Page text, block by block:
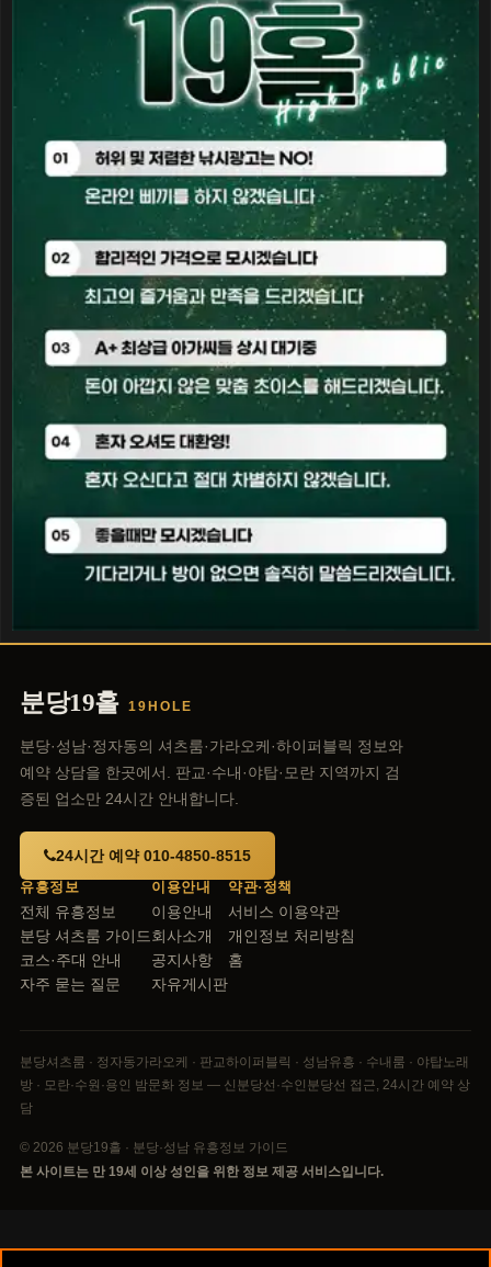
분당19홀 19HOLE
분당·성남·정자동의 셔츠룸·가라오케·하이퍼블릭 정보와
예약 상담을 한곳에서. 판교·수내·야탑·모란 지역까지 검
증된 업소만 24시간 안내합니다.
24시간 예약 010-4850-8515
유흥정보
전체 유흥정보
분당 셔츠룸 가이드
코스·주대 안내
자주 묻는 질문
이용안내
이용안내
회사소개
공지사항
자유게시판
약관·정책
서비스 이용약관
개인정보 처리방침
홈
분당셔츠룸 · 정자동가라오케 · 판교하이퍼블릭 · 성남유흥 · 수내룸 · 야탑노래
방 · 모란·수원·용인 밤문화 정보 — 신분당선·수인분당선 접근, 24시간 예약 상
담
© 2026 분당19홀 · 분당·성남 유흥정보 가이드
본 사이트는 만 19세 이상 성인을 위한 정보 제공 서비스입니다.